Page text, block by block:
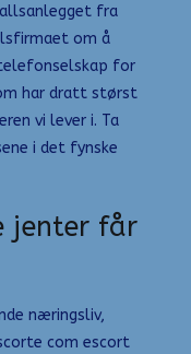
fra
om å
for
har dratt størst
vi lever i. Ta
i det fynske
jenter får
næringsliv,
com escort